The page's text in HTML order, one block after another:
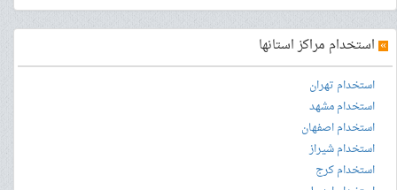
» استخدام مراکز استانها
استخدام تهران
استخدام مشهد
استخدام اصفهان
استخدام شیراز
استخدام کرج